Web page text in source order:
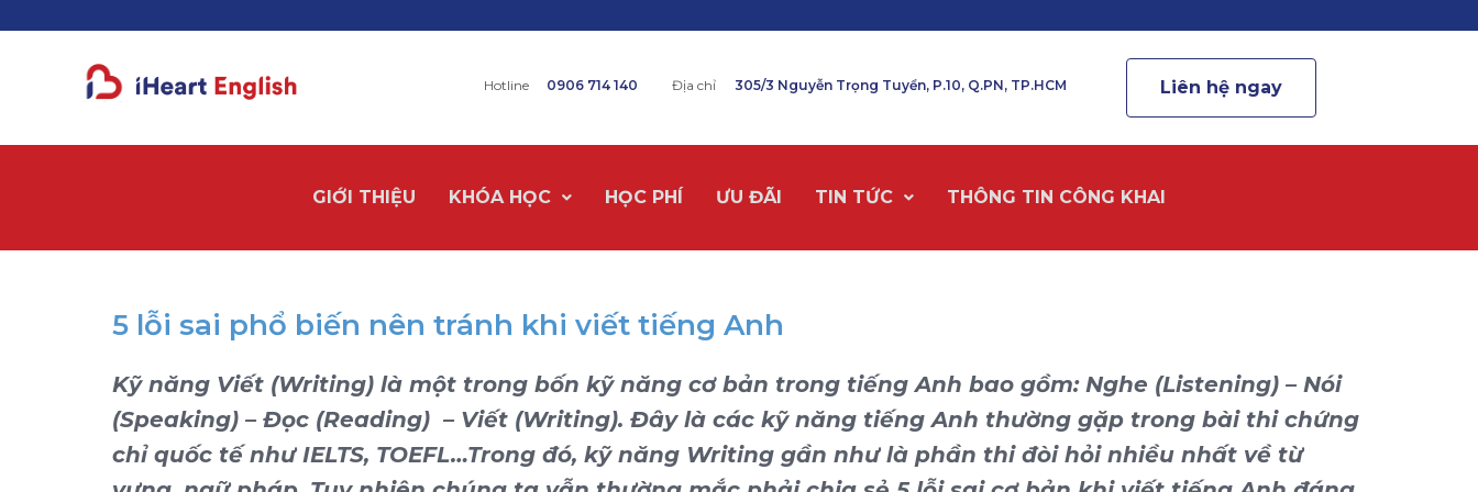
Hotline 0906 714 140 Địa chỉ 305/3 Nguyễn Trọng Tuyển, P.10, Q.PN, TP.HCM Liên hệ ngay
GIỚI THIỆU KHÓA HỌC HỌC PHÍ ƯU ĐÃI TIN TỨC THÔNG TIN CÔNG KHAI
5 lỗi sai phổ biến nên tránh khi viết tiếng Anh
Kỹ năng Viết (Writing) là một trong bốn kỹ năng cơ bản trong tiếng Anh bao gồm: Nghe (Listening) – Nói
(Speaking) – Đọc (Reading) – Viết (Writing). Đây là các kỹ năng tiếng Anh thường gặp trong bài thi chứng
chỉ quốc tế như IELTS, TOEFL…Trong đó, kỹ năng Writing gần như là phần thi đòi hỏi nhiều nhất về từ